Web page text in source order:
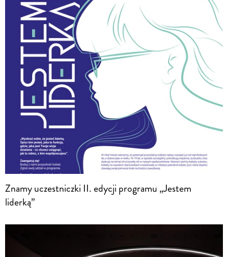
Znamy uczestniczki II. edycji programu „Jestem
liderką”